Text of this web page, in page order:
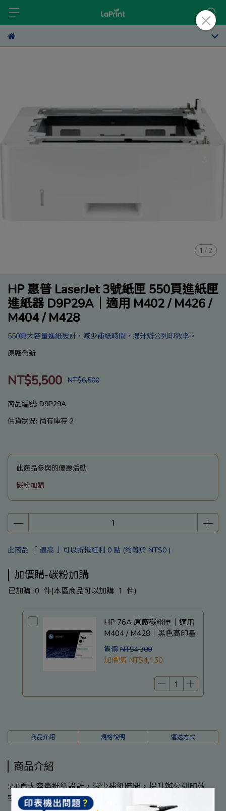
1 / 2
HP 惠普 LaserJet 3號紙匣 550頁進紙匣
進紙器 D9P29A｜適用 M402 / M426 /
M404 / M428
550頁大容量進紙設計，減少補紙時間，提升辦公列印效率。
原廠全新
NT$5,500 NT$6,500
商品編號: D9P29A
供貨狀況: 尚有庫存 2
此商品參與的優惠活動
碳粉加購
此商品 「 最高 」可以折抵紅利 0 點 (約等於 NT$0 )
加價購-碳粉加購
已加購 0 件(本區商品可以加購 1 件)
HP 76A 原廠碳粉匣｜適用
M404 / M428｜黑色高印量
售價 NT$4,300
加價購 NT$4,150
商品介紹 規格說明 運送方式
商品介紹
550頁大容量進紙設計，減少補紙時間，提升辦公列印效
率。